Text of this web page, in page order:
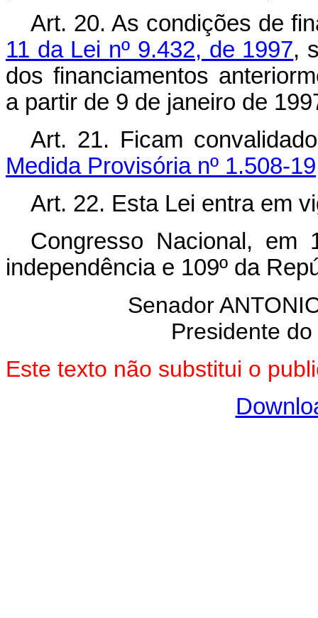
Art. 20. As condições de
11 da Lei nº 9.432, de 1997,
dos financiamentos
a partir de 9 de janeiro de
Art. 21. Ficam
Medida Provisória nº 1.508-
Art. 22. Esta Lei entra em
Congresso Nacional, em
independência e 109º da
Senador
Presidente
Este texto não substitui o